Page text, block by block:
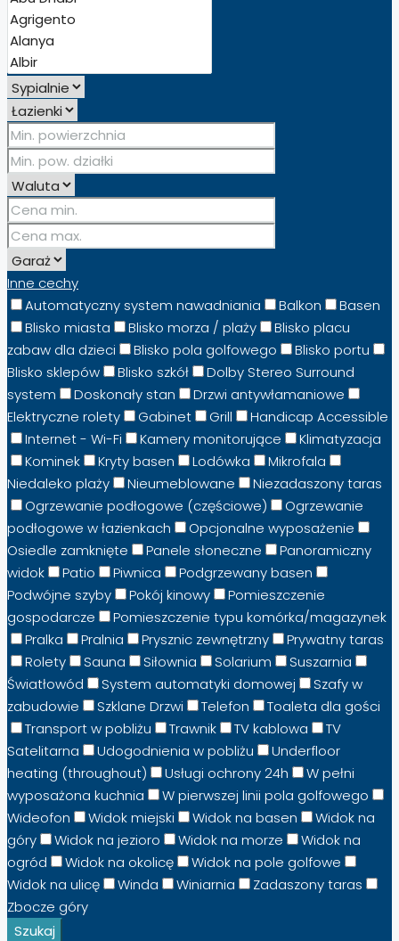
Inne cechy
Automatyczny system nawadniania
Balkon
Basen
Blisko miasta
Blisko morza / plaży
Blisko placu
zabaw dla dzieci
Blisko pola golfowego
Blisko portu
Blisko sklepów
Blisko szkół
Dolby Stereo Surround
system
Doskonały stan
Drzwi antywłamaniowe
Elektryczne rolety
Gabinet Grill
Handicap Accessible
Internet - Wi-Fi
Kamery monitorujące
Klimatyzacja
Kominek
Kryty basen Lodówka
Mikrofala
Niedaleko plaży
Nieumeblowane
Niezadaszony taras
Ogrzewanie podłogowe (częściowe)
Ogrzewanie
podłogowe w łazienkach
Opcjonalne wyposażenie
Osiedle zamknięte
Panele słoneczne
Panoramiczny
widok
Patio Piwnica
Podgrzewany basen
Podwójne szyby
Pokój kinowy
Pomieszczenie
gospodarcze
Pomieszczenie typu komórka/magazynek
Pralka
Pralnia Prysznic zewnętrzny
Prywatny taras
Rolety
Sauna Siłownia Solarium
Suszarnia
Światłowód
System automatyki domowej
Szafy w
zabudowie
Szklane Drzwi Telefon
Toaleta dla gości
Transport w pobliżu
Trawnik TV kablowa
TV
Satelitarna
Udogodnienia w pobliżu
Underfloor
heating (throughout)
Usługi ochrony 24h
W pełni
wyposażona kuchnia
W pierwszej linii pola golfowego
Wideofon
Widok miejski Widok na basen
Widok na
góry
Widok na jezioro Widok na morze
Widok na
ogród
Widok na okolicę
Widok na pole golfowe
Widok na ulicę
Winda Winiarnia
Zadaszony taras
Zbocze góry
Szukaj